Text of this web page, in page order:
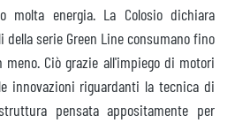
molta energia. La Colosio dichiara
serie Green Line consumano fino
Ciò grazie all'impiego di motori
innovazioni riguardanti la tecnica di
pensata appositamente per